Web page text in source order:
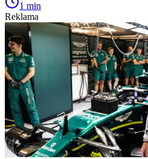
1 min
Reklama